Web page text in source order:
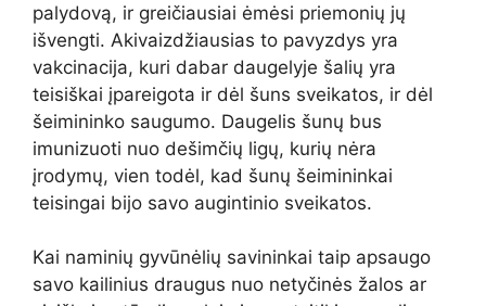
palydovą, ir greičiausiai ėmėsi priemonių jų
išvengti. Akivaizdžiausias to pavyzdys yra
vakcinacija, kuri dabar daugelyje šalių yra
teisiškai įpareigota ir dėl šuns sveikatos, ir dėl
šeimininko saugumo. Daugelis šunų bus
imunizuoti nuo dešimčių ligų, kurių nėra
įrodymų, vien todėl, kad šunų šeimininkai
teisingai bijo savo augintinio sveikatos.
Kai naminių gyvūnėlių savininkai taip apsaugo
savo kailinius draugus nuo netyčinės žalos ar